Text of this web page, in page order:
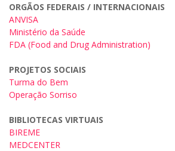
ORGÃOS FEDERAIS / INTERNACIONAIS
ANVISA
Ministério da Saúde
FDA (Food and Drug Administration)
PROJETOS SOCIAIS
Turma do Bem
Operação Sorriso
BIBLIOTECAS VIRTUAIS
BIREME
MEDCENTER